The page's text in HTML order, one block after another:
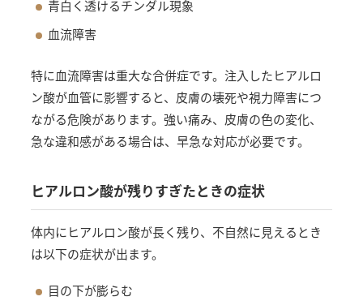
青白く透けるチンダル現象
血流障害
特に血流障害は重大な合併症です。注入したヒアルロ
ン酸が血管に影響すると、皮膚の壊死や視力障害につ
ながる危険があります。強い痛み、皮膚の色の変化、
急な違和感がある場合は、早急な対応が必要です。
ヒアルロン酸が残りすぎたときの症状
体内にヒアルロン酸が長く残り、不自然に見えるとき
は以下の症状が出ます。
目の下が膨らむ